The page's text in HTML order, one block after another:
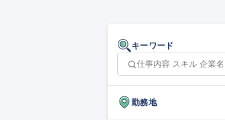
キーワード
勤務地